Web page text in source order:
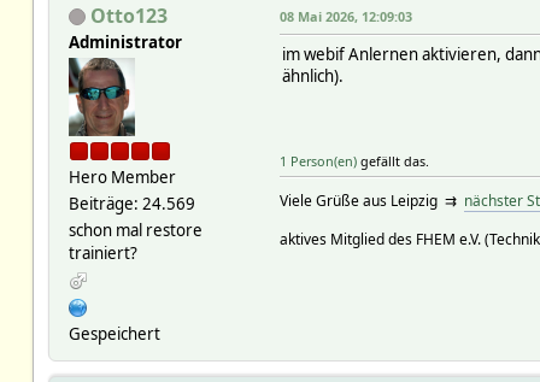
ts
val {"name":"Stromzaehler
homeassistant/sensor/
ts
val
tasmota/discovery/
val {"sn":{"Time":"2022-12-
val {"sn":{"Time":"2023-
Otto123
Administrator
Hero Member
Beiträge: 24.569
schon mal restore
trainiert?
Gespeichert
08 Mai 2026, 12:09:03
im webif Anlernen aktivieren,
ähnlich).
1 Person(en)gefällt das.
Viele Grüße aus Leipzig ⇉ nächster
aktives Mitglied des FHEM e.V.